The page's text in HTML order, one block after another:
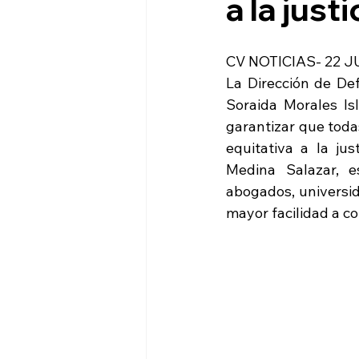
a la
CV NOTICIAS- 22
La Dirección de
Soraida Morales
garantizar que
equitativa a la
Medina Salazar,
abogados,
mayor facilidad a